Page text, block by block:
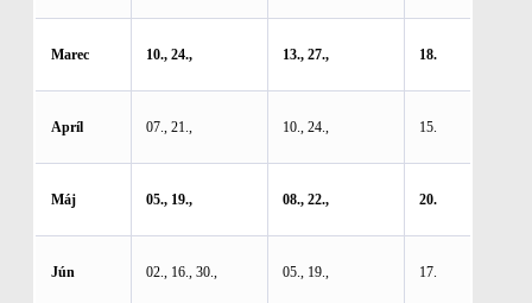
Marec 10., 24., 13., 27., 18.
Apríl 07., 21., 10., 24., 15.
Máj 05., 19., 08., 22., 20.
Jún 02., 16., 30., 05., 19., 17.